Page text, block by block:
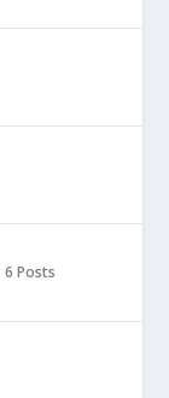
6 Posts